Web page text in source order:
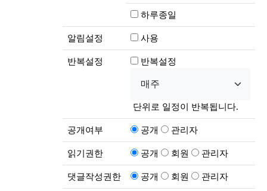
하루종일
알림설정 사용
반복설정 반복설정
단위로 일정이 반복됩니다.
공개여부 공개 관리자
읽기권한 공개 회원 관리자
댓글작성권한 공개 회원 관리자